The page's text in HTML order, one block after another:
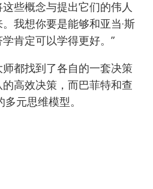
些概念与提出它们的伟人
我想你要是能够和亚当·斯
肯定可以学得更好。”
都找到了各自的一套决策
高效决策，而巴菲特和查
元思维模型。